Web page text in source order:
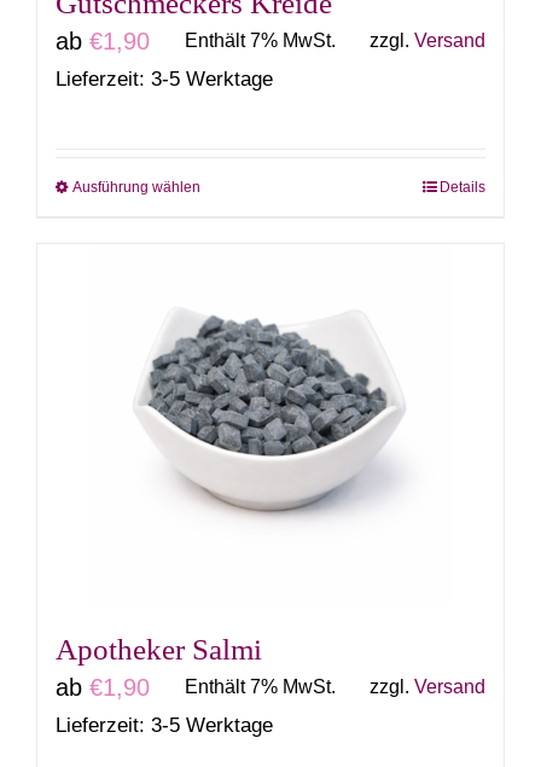
werden
ab €1,90 Enthält 7% MwSt. zzgl. Versand
Lieferzeit: 3-5 Werktage
Ausführung wählen
Varianten
auf.
Die
Optionen
können
auf
werden
Details
Apotheker Salmi
ab €1,90 Enthält 7% MwSt. zzgl. Versand
Lieferzeit: 3-5 Werktage